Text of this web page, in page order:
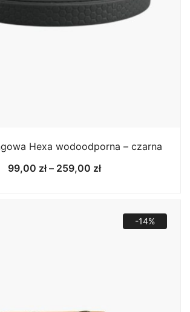
Hexa wodoodporna – czarna
99,00 zł – 259,00 złZakres
-14%